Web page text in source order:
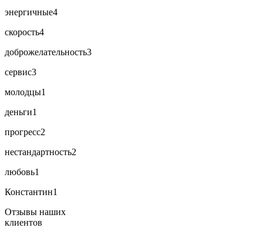
энергичные4
скорость4
доброжелательность3
сервис3
молодцы1
деньги1
прогресс2
нестандартность2
любовь1
Константин1
Отзывы наших
клиентов